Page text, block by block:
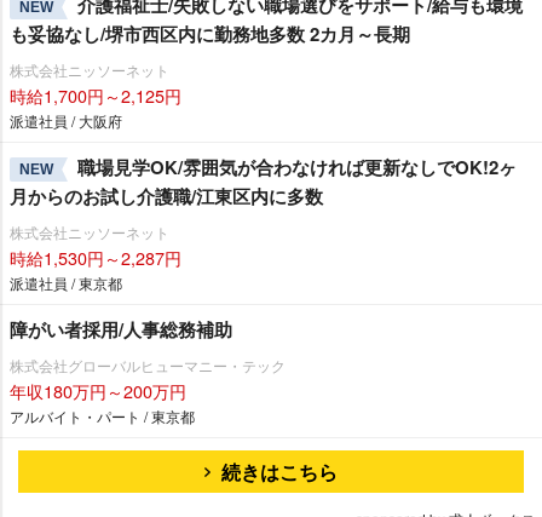
NEW
も妥協なし/堺市西区内に勤務地多数 2カ月～長期
株式会社ニッソーネット
時給1,700円～2,125円
派遣社員 / 大阪府
NEW
職場見学OK/雰囲気が合わなければ更新なしでOK!2ヶ
月からのお試し介護職/江東区内に多数
株式会社ニッソーネット
時給1,530円～2,287円
派遣社員 / 東京都
障がい者採用/人事総務補助
株式会社グローバルヒューマニー・テック
年収180万円～200万円
アルバイト・パート / 東京都
続きはこちら